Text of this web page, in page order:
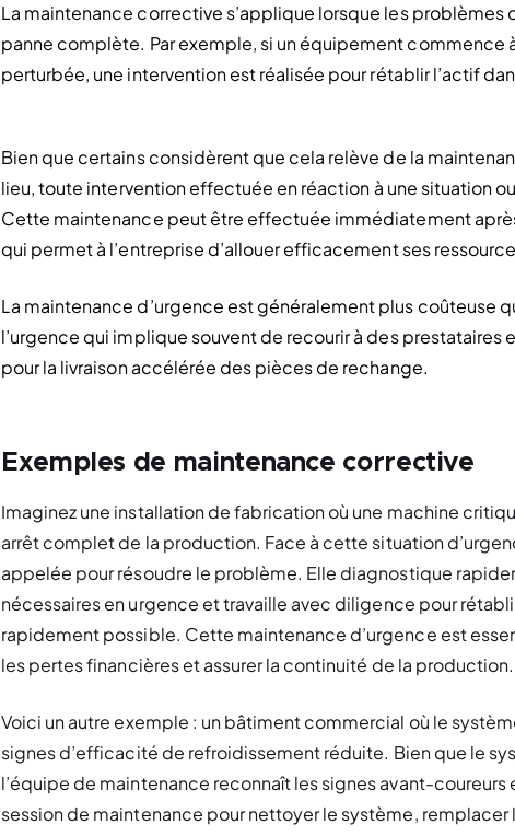
La maintenance corrective s’applique lorsque les problèmes
panne complète. Par exemple, si un équipement commence
perturbée, une intervention est réalisée pour rétablir l’actif
Bien que certains considèrent que cela relève de la
lieu, toute intervention effectuée en réaction à une situation
Cette maintenance peut être effectuée immédiatement
qui permet à l’entreprise d’allouer efficacement ses
La maintenance d’urgence est généralement plus coûteuse
l’urgence qui implique souvent de recourir à des
pour la livraison accélérée des pièces de rechange.
Exemples de maintenance corrective
Imaginez une installation de fabrication où une machine
arrêt complet de la production. Face à cette situation
appelée pour résoudre le problème. Elle diagnostique
nécessaires en urgence et travaille avec diligence pour
rapidement possible. Cette maintenance d’urgence est
les pertes financières et assurer la continuité de la production.
Voici un autre exemple : un bâtiment commercial où le
signes d’efficacité de refroidissement réduite. Bien que le
l’équipe de maintenance reconnaît les signes avant-
session de maintenance pour nettoyer le système,